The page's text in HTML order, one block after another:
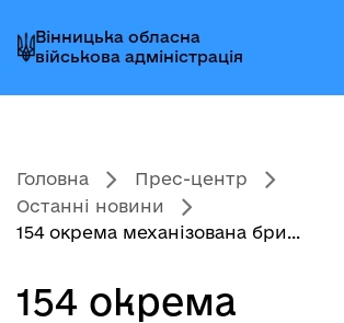
до
головного
меню
до
головного
вмісту
до
головного
колонтитула
Вінницька обласна
військова адміністрація
Головна
Прес-центр
Останні новини
154 окрема механізована бри...
154 окрема